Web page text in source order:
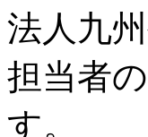
法人九
担当者
す。